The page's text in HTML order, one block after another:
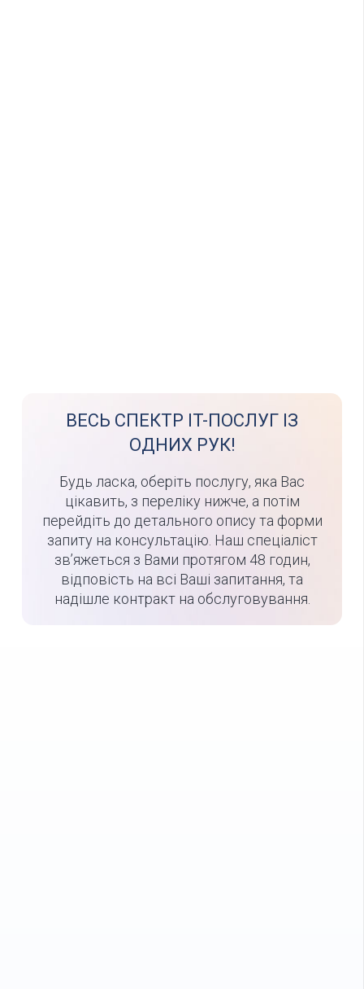
ВЕСЬ СПЕКТР IT-ПОСЛУГ ІЗ
ОДНИХ РУК!
Будь ласка, оберіть послугу, яка Вас
цікавить, з переліку нижче, а потім
перейдіть до детального опису та форми
запиту на консультацію. Наш спеціаліст
зв’яжеться з Вами протягом 48 годин,
відповість на всі Ваші запитання, та
надішле контракт на обслуговування.